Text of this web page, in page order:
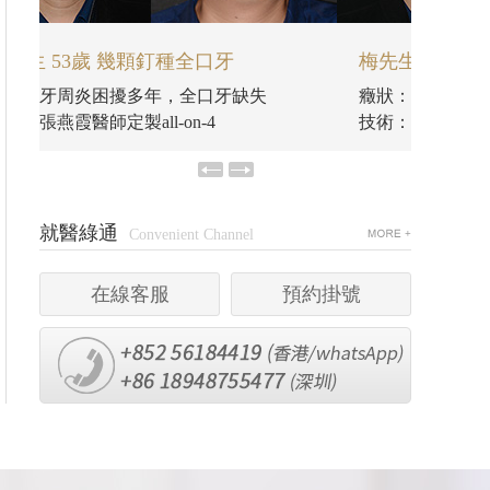
梅先生 53歲 幾顆釘種全口牙
癥狀：牙周炎困擾多年，全口牙缺失
技術：張燕霞醫師定製all-on-4
就醫綠通 Convenient Channel
在線客服 預約掛號